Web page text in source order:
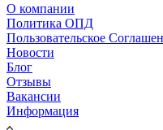
О компании
Политика ОПД
Пользовательское
Новости
Блог
Отзывы
Вакансии
Информация